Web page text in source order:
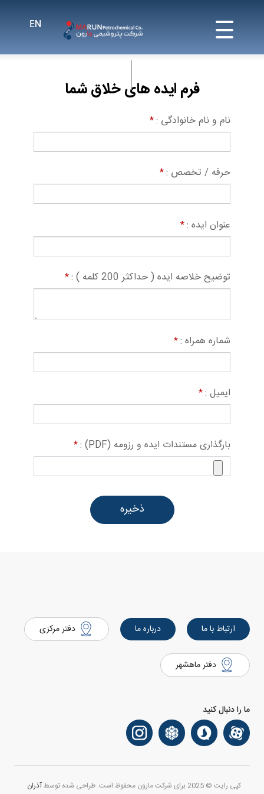
فرم ایده های خلاق شما
نام و نام خانوادگی :*
حرفه / تخصص :*
عنوان ایده :*
توضیح خلاصه ایده ( حداکثر 200 کلمه ) : *
شماره همراه :*
ایمیل :*
بارگذاری مستندات ایده و رزومه (PDF) : *
ارتباط با ما درباره ما دفتر مرکزی
دفتر ماهشهر
ما را دنبال کنید
کپی رایت © 2025 برای شرکت مارون محفوظ است. طراحی شده توسط
آذران